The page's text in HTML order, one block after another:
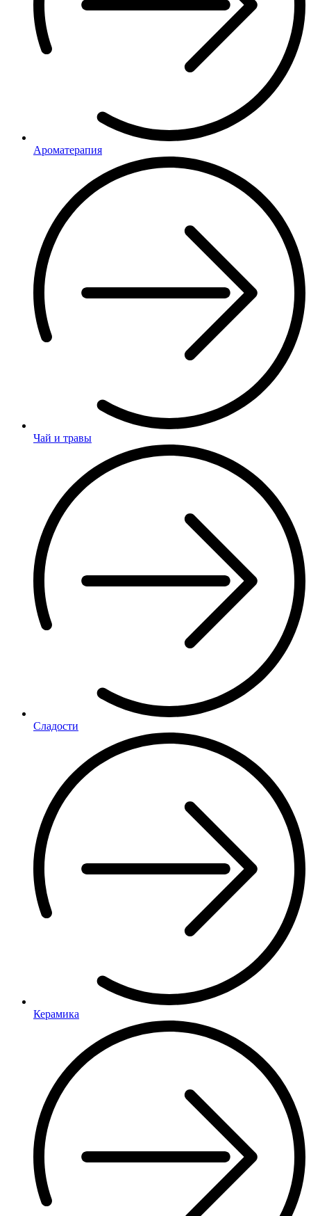
Ароматерапия
Чай и травы
Сладости
Керамика